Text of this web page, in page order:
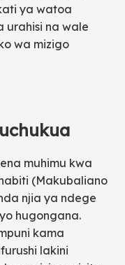
ya watoa
urahisi na wale
wa mizigo
muhimu kwa
(Makubaliano
njia ya ndege
hugongana.
kama
lakini